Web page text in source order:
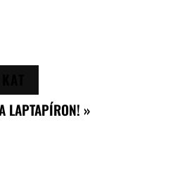
LAPTAPÍRON! »